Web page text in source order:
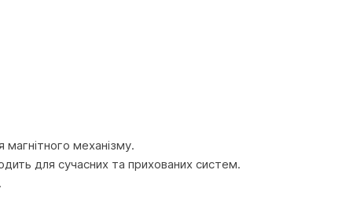
механізму.
для сучасних та прихованих систем.